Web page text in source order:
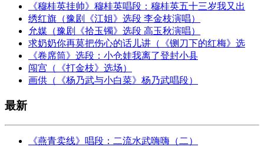
《穆桂英挂帅》穆桂英唱段：穆桂英五十三岁我又出
绣红旗（豫剧《江姐》选段 李金枝演唱）
允媒（豫剧《拾玉镯》选段 高玉秋演唱）
求奶奶你再莫把伤心的话儿讲（《铡刀下的红梅》选
《卷席筒》选段：小仓娃我离了登封小县
闯宫（《打金枝》选场）
画供（《杨乃武与小白菜》杨乃武唱段）
最新
《燕青卖线》唱段：二流水武嗨嗨（二）